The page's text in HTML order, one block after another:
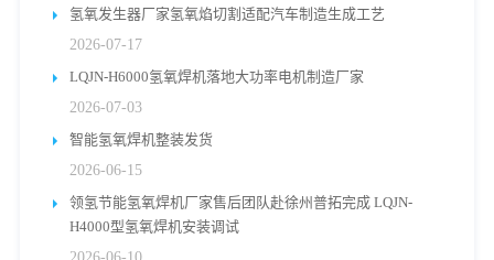
氢氧发生器厂家氢氧焰切割适配汽车制造生成工艺
2026-07-17
LQJN-H6000氢氧焊机落地大功率电机制造厂家
2026-07-03
智能氢氧焊机整装发货
2026-06-15
领氢节能氢氧焊机厂家售后团队赴徐州普拓完成 LQJN-
H4000型氢氧焊机安装调试